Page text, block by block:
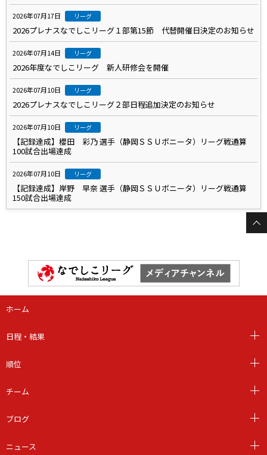
2026年07月17日 リーグ
2026プレナスなでしこリーグ１部第15節 代替開催日決定のお知らせ
2026年07月14日 リーグ
2026年度なでしこリーグ 新人研修会を開催
2026年07月10日 リーグ
2026プレナスなでしこリーグ２部日程追加決定のお知らせ
2026年07月10日 リーグ
【記録達成】櫻田 彩乃 選手（静岡ＳＳＵボニータ）リーグ戦通算
100試合出場達成
2026年07月10日 リーグ
【記録達成】岸野 早奈 選手（静岡ＳＳＵボニータ）リーグ戦通算
150試合出場達成
ホーム
日程・結果
順位
チーム
ブログ
ニュース